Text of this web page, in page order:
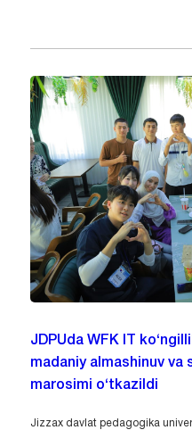
JDPUda WFK IT
madaniy almashinuv
marosimi o‘tkazildi
Jizzax davlat pedagogika